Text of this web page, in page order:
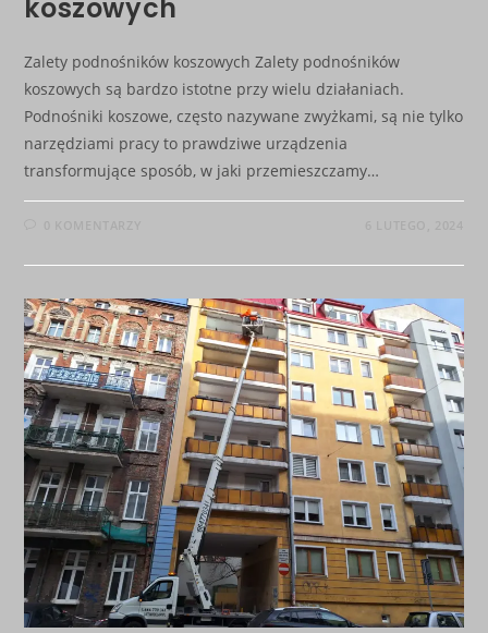
koszowych
Zalety podnośników koszowych Zalety podnośników
koszowych są bardzo istotne przy wielu działaniach.
Podnośniki koszowe, często nazywane zwyżkami, są nie tylko
narzędziami pracy to prawdziwe urządzenia
transformujące sposób, w jaki przemieszczamy…